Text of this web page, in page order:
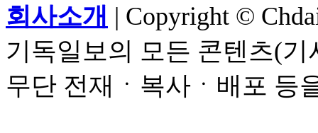
회사소개 | Copyright ©
기독일보의 모든 콘텐츠(
무단 전재ㆍ복사ㆍ배포 등